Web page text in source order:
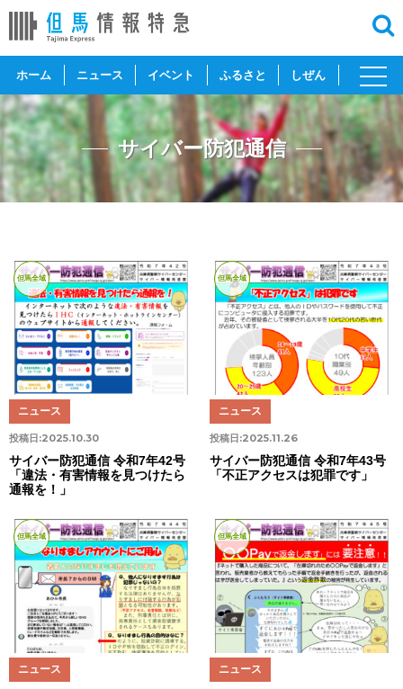
ホーム ニュース イベント ふるさと しぜん
toggle
サイバー防犯通信
但馬全域
投稿日:2025.10.30
ニュース
サイバー防犯通信 令和7年42号
「違法・有害情報を見つけたら
通報を！」
但馬全域
投稿日:2025.11.26
ニュース
サイバー防犯通信 令和7年43号
「不正アクセスは犯罪です」
但馬全域
ニュース
但馬全域
ニュース